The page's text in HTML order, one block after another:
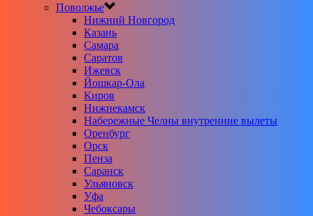
Поволжье
Нижний Новгород
Казань
Самара
Саратов
Ижевск
Йошкар-Ола
Киров
Нижнекамск
Набережные Челны внутренние вылеты
Оренбург
Орск
Пенза
Саранск
Ульяновск
Уфа
Чебоксары